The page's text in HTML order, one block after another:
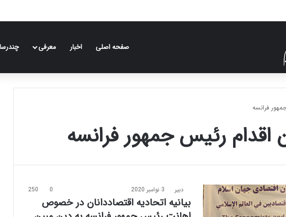
صفحه اصلی اخبار معرفی
فرانسه
رئیس جمهور فرانسه
دبیر 3 نوامبر 2020 0
250
بیانیه اتحادیه اقتصاددانان در خصوص